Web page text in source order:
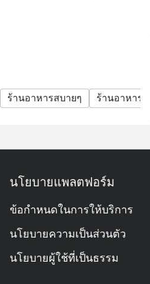
มีทั้งอาหารไทย ญี่ปุ่น ตะวัน
ร้านอาหารสบายๆ ร้านอาหารหรู
นโยบายแพลตฟอร์ม
ข้อกำหนดในการให้บริการ
นโยบายความเป็นส่วนตัว
นโยบายผู้ใช้ที่เป็นธรรม